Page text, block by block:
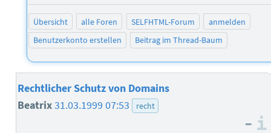
Übersicht alle Foren SELFHTML-Forum
anmelden
Benutzerkonto erstellen
Beitrag im Thread-Baum
Rechtlicher Schutz von Domains
Beatrix31.03.1999 07:53 recht
–